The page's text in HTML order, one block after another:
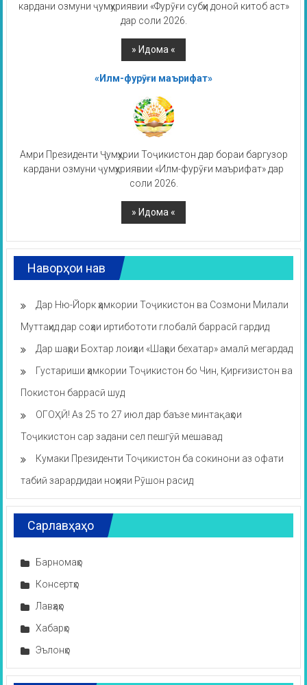
кардани озмуни ҷумҳуриявии «Фурӯғи субҳи доноӣ китоб аст»
дар соли 2026.
«Илм-фурӯғи маърифат»
Амри Президенти Ҷумҳурии Тоҷикистон дар бораи баргузор
кардани озмуни ҷумҳуриявии «Илм-фурӯғи маърифат» дар
соли 2026.
Наворҳои нав
Дар Ню-Йорк ҳамкории Тоҷикистон ва Созмони Милали
Муттаҳид дар соҳаи иртибототи глобалӣ баррасӣ гардид
Дар шаҳри Бохтар лоиҳаи «Шаҳри бехатар» амалӣ мегардад
Густариши ҳамкории Тоҷикистон бо Чин, Қирғизистон ва
Покистон баррасӣ шуд
ОГОҲӢ! Аз 25 то 27 июл дар баъзе минтақаҳои
Тоҷикистон сар задани сел пешгӯӣ мешавад
Кумаки Президенти Тоҷикистон ба сокинони аз офати
табиӣ зарардидаи ноҳияи Рӯшон расид
Сарлавҳаҳо
Барномаҳо
Консертҳо
Лавҳаҳо
Хабарҳо
Эълонҳо